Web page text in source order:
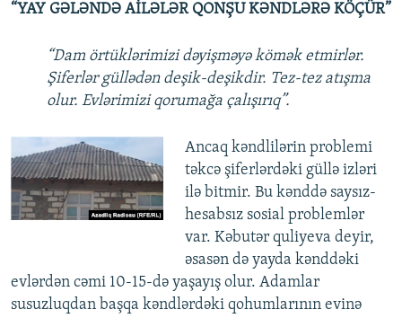
“YAY GƏLƏNDƏ AİLƏLƏR QONŞU KƏNDLƏRƏ KÖÇÜR”
“Dam örtüklərimizi dəyişməyə kömək etmirlər.
Şiferlər güllədən deşik-deşikdir. Tez-tez atışma
olur. Evlərimizi qorumağa çalışırıq”.
Ancaq kəndlilərin problemi
təkcə şiferlərdəki güllə izləri
ilə bitmir. Bu kənddə saysız-
hesabsız sosial problemlər
var. Kəbutər quliyeva deyir,
əsasən də yayda kənddəki
evlərdən cəmi 10-15-də yaşayış olur. Adamlar
susuzluqdan başqa kəndlərdəki qohumlarının evinə